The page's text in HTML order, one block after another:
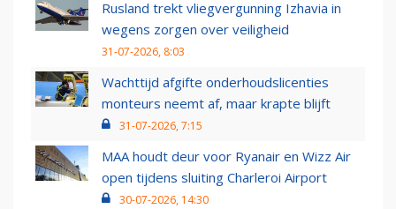
Rusland trekt vliegvergunning Izhavia in
wegens zorgen over veiligheid
31-07-2026, 8:03
Wachttijd afgifte onderhoudslicenties
monteurs neemt af, maar krapte blijft
31-07-2026, 7:15
MAA houdt deur voor Ryanair en Wizz Air
open tijdens sluiting Charleroi Airport
30-07-2026, 14:30